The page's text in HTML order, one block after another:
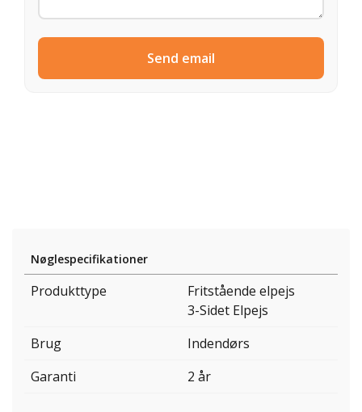
Send email
Nøglespecifikationer
Produkttype
Fritstående elpejs
3-Sidet Elpejs
Brug
Indendørs
Garanti
2 år